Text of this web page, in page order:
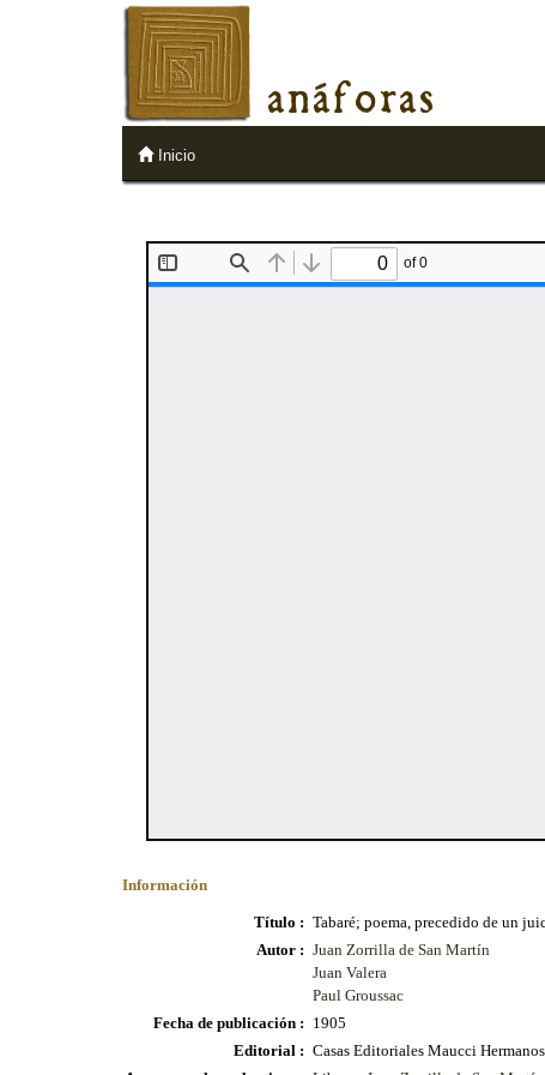
anáforas
Inicio
Información
Título : Tabaré; poema, precedido de un
Autor : Juan Zorrilla de San Martín
Juan Valera
Paul Groussac
Fecha de publicación : 1905
Editorial : Casas Editoriales Maucci